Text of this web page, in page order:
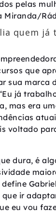
pelas
Miranda/
quem já
que
sua marca
já
mas era
voltado
dura, é
ir
eu vou